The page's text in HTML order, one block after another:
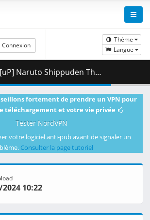
Thème
Langue
Connexion
Movie - Bonds (BDRip 1080p x264 AC3 Multi).mkv.001 ( 491.85 MB )
fortement de prendre un VPN pour
téléchargement et votre vie privée
Tester NordVPN
votre logiciel anti-pub avant de signaler un
Consulter la page tutoriel
10:22